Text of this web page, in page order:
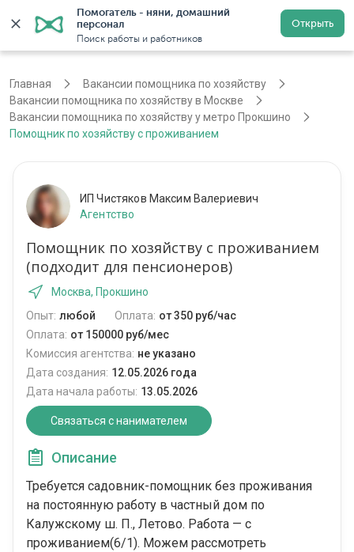
Помогатель - няни, домашний
персонал
Поиск работы и работников
Открыть
Регистрация
Главная
Вакансии помощника по хозяйству
Вакансии помощника по хозяйству в Москве
Вакансии помощника по хозяйству у метро Прокшино
Помощник по хозяйству с проживанием
ИП Чистяков Максим Валериевич
Агентство
Помощник по хозяйству с проживанием
(подходит для пенсионеров)
Москва, Прокшино
Опыт: любой Оплата: от 350 руб/час
Оплата: от 150000 руб/мес
Комиссия агентства: не указано
Дата создания: 12.05.2026 года
Дата начала работы: 13.05.2026
Связаться с нанимателем
Описание
Требуется садовник-помощник без проживания
на постоянную работу в частный дом по
Калужскому ш. П., Летово. Работа — с
проживанием(6/1). Можем рассмотреть